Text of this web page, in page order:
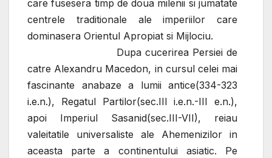
care fusesera timp de doua milenii si jumatate
centrele traditionale ale imperiilor care
dominasera Orientul Apropiat si Mijlociu.
Dupa cucerirea Persiei de
catre Alexandru Macedon, in cursul celei mai
fascinante anabaze a lumii antice(334-323
i.e.n.), Regatul Partilor(sec.III i.e.n.-III e.n.),
apoi Imperiul Sasanid(sec.III-VII), reiau
valeitatile universaliste ale Ahemenizilor in
aceasta parte a continentului asiatic. Pe